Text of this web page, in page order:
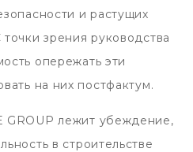
и растущих
зрения руководства
опережать эти
на них постфактум.
GROUP лежит убеждение,
в строительстве